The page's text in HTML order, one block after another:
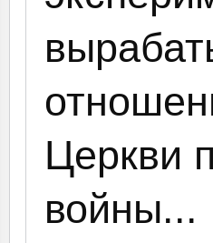
Церкви
войны...